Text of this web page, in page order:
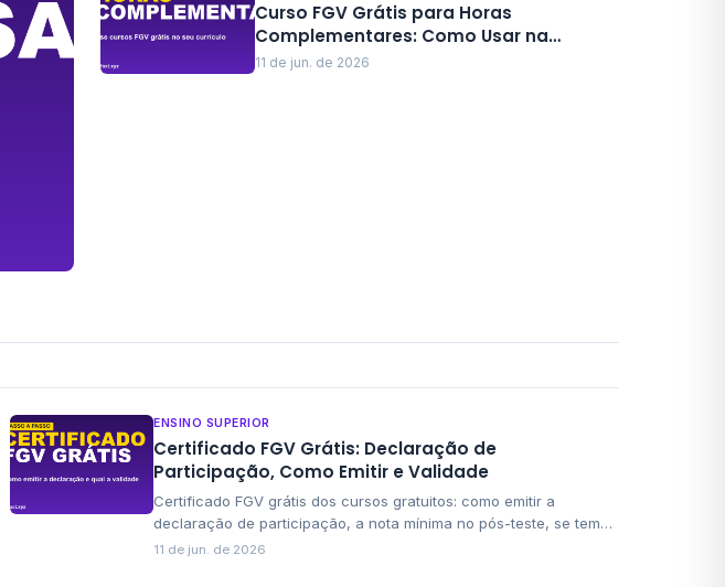
Curso FGV Grátis para Horas
Complementares: Como Usar na
Faculdade
11 de jun. de 2026
ENSINO SUPERIOR
Certificado FGV Grátis: Declaração de
Participação, Como Emitir e Validade
Certificado FGV grátis dos cursos gratuitos: como emitir a
declaração de participação, a nota mínima no pós-teste, se tem
validade, se é reconhecido pelo MEC e como usar no currículo.
11 de jun. de 2026